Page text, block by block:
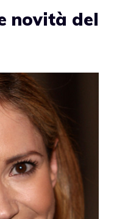
novità del